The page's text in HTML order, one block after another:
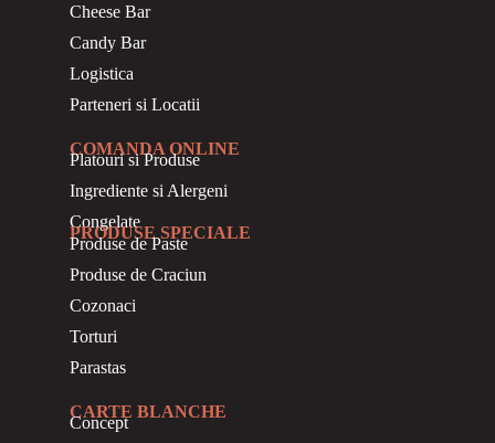
Cheese Bar
Candy Bar
Logistica
Parteneri si Locatii
COMANDA ONLINE
Platouri si Produse
Ingrediente si Alergeni
Congelate
PRODUSE SPECIALE
Produse de Paste
Produse de Craciun
Cozonaci
Torturi
Parastas
CARTE BLANCHE
Concept